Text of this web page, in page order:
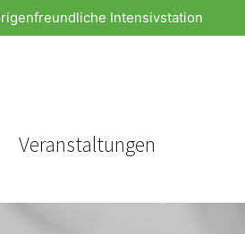
Intensivstation
Veranstaltungen